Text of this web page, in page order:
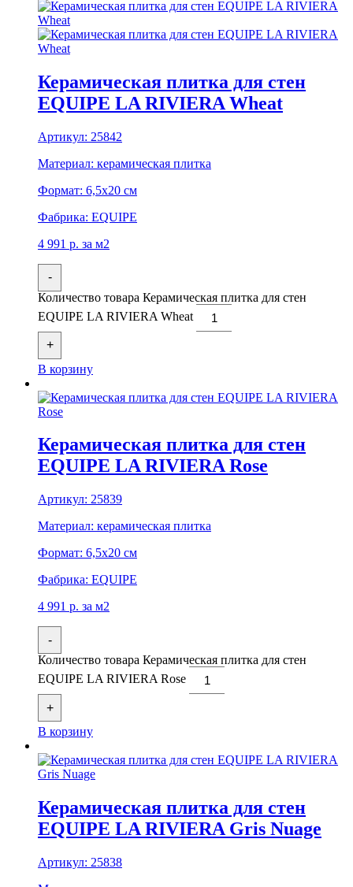
Керамическая плитка для стен
EQUIPE LA RIVIERA Wheat
Артикул: 25842
Материал: керамическая плитка
Формат: 6,5x20 см
Фабрика: EQUIPE
4 991 р. за м2
-
Количество товара Керамическая плитка для стен
EQUIPE LA RIVIERA Wheat
+
В корзину
Керамическая плитка для стен
EQUIPE LA RIVIERA Rose
Артикул: 25839
Материал: керамическая плитка
Формат: 6,5x20 см
Фабрика: EQUIPE
4 991 р. за м2
-
Количество товара Керамическая плитка для стен
EQUIPE LA RIVIERA Rose
+
В корзину
Керамическая плитка для стен
EQUIPE LA RIVIERA Gris Nuage
Артикул: 25838